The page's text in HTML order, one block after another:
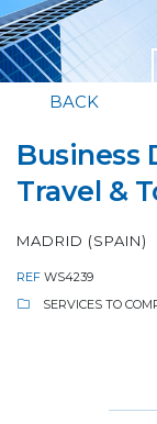
BACK
Business
Travel &
MADRID (SPAIN)
REF WS4239
SERVICES TO